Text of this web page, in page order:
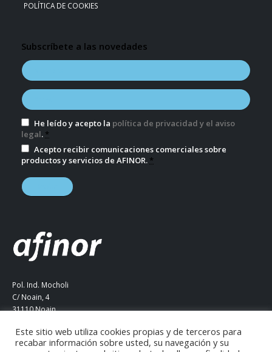
POLÍTICA DE COOKIES
Subscríbete a las novedades
He leído y acepto la política de privacidad y el aviso
legal. *
Acepto recibir comunicaciones comerciales sobre
productos y servicios de AFINOR. *
Pol. Ind. Mocholi
C/ Noain, 4
31110 Noain
Tel. +34 948 290 387
Este sitio web utiliza cookies propias y de terceros para
recabar información sobre usted, su navegación y su